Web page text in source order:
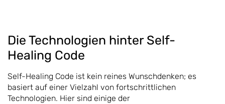
Die Technologien hinter Self-
Healing Code
Self-Healing Code ist kein reines Wunschdenken; es
basiert auf einer Vielzahl von fortschrittlichen
Technologien. Hier sind einige der